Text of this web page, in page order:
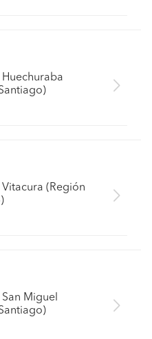
(Región
Miguel